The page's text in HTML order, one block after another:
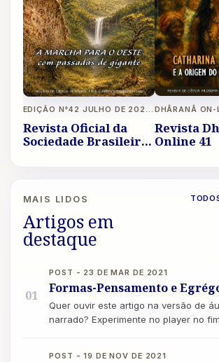
EDIÇÃO N°42 JULHO DE 2026 A OUTUBRO DE 2026 REVISTA LIVRE
Revista Oficial da
Sociedade Brasileira
DHÂRANÂ ON-
Revista
Online 41
MAIS LIDOS
Artigos em
destaque
01
POST - 23 DE MAR DE 2021
Formas-Pensamento e
Quer ouvir este artigo na versão de
narrado? Experimente no player no
POST - 19 DE NOV DE 2021